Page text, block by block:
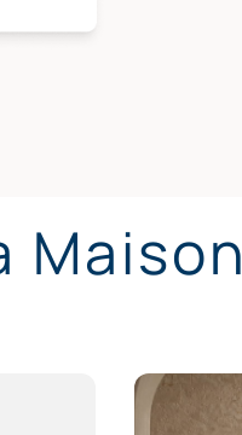
Maison